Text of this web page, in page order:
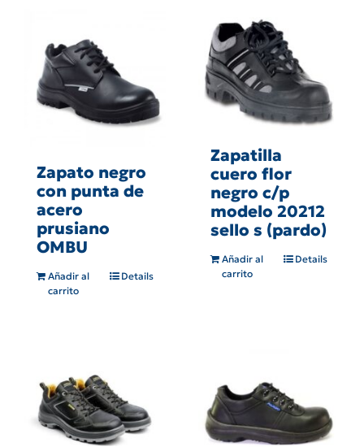
Zapato negro
con punta de
acero
prusiano
OMBU
Añadir al
carrito
Details
Zapatilla
cuero flor
negro c/p
modelo 20212
sello s (pardo)
Añadir al
carrito
Details